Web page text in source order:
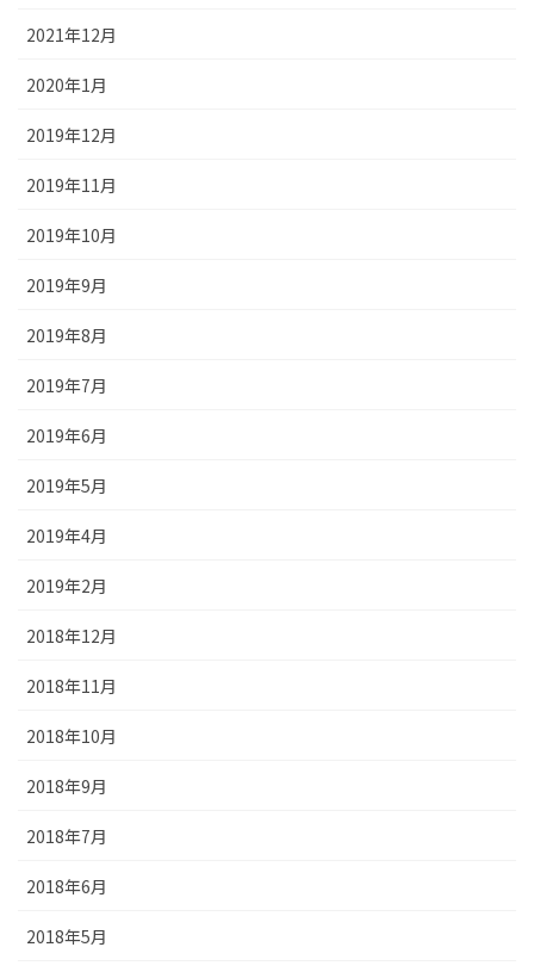
2021年12月
2020年1月
2019年12月
2019年11月
2019年10月
2019年9月
2019年8月
2019年7月
2019年6月
2019年5月
2019年4月
2019年2月
2018年12月
2018年11月
2018年10月
2018年9月
2018年7月
2018年6月
2018年5月